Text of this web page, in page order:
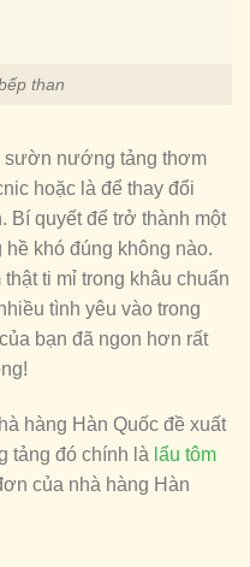
than
sườn nướng tảng thơm
hoặc là để thay đổi
Bí quyết để trở thành một
khó đúng không nào.
ti mỉ trong khâu chuẩn
tình yêu vào trong
bạn đã ngon hơn rất
hàng Hàn Quốc đề xuất
tảng đó chính là lẩu tôm
của nhà hàng Hàn